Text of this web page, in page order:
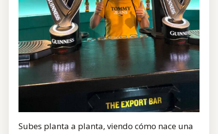
Subes planta a planta, viendo cómo nace una